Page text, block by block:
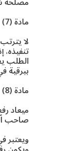
مادة (7)
لا
الطلب
ببرقية
مادة (8)
ميعاد
صاحب
ويعتبر